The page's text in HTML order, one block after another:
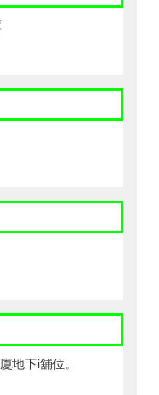
地下i舖位。